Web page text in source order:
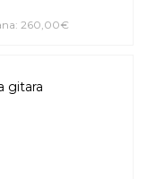
260,00€
gitara